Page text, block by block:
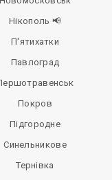
Нікополь 📢
П'ятихатки
Павлоград
Покров
Підгородне
Синельникове
Тернівка